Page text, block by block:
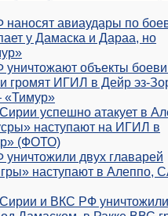
авиаудары по
у Дамаска и Дараа, но
объекты
громят ИГИЛ в Дейр эз-
«Тимур»
успешно атакует в
наступают на ИГИЛ в
(ФОТО)
двух главарей
наступают в Алеппо,
и ВКС РФ